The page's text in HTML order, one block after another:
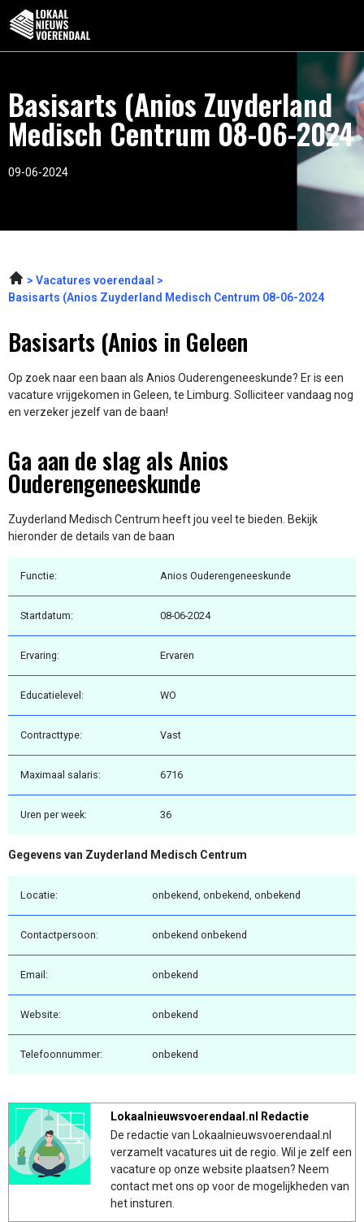
Basisarts (Anios Zuyderland
Medisch Centrum 08-06-2024
09-06-2024
Vacatures voerendaal
Basisarts (Anios Zuyderland Medisch Centrum 08-06-2024
Basisarts (Anios in Geleen
Op zoek naar een baan als Anios Ouderengeneeskunde? Er is een
vacature vrijgekomen in Geleen, te Limburg. Solliciteer vandaag nog
en verzeker jezelf van de baan!
Ga aan de slag als Anios
Ouderengeneeskunde
Zuyderland Medisch Centrum heeft jou veel te bieden. Bekijk
hieronder de details van de baan
Functie: Anios Ouderengeneeskunde
Startdatum: 08-06-2024
Ervaring: Ervaren
Educatielevel: WO
Contracttype: Vast
Maximaal salaris: 6716
Uren per week: 36
Gegevens van Zuyderland Medisch Centrum
Locatie: onbekend, onbekend, onbekend
Contactpersoon: onbekend onbekend
Email: onbekend
Website: onbekend
Telefoonnummer: onbekend
Lokaalnieuwsvoerendaal.nl Redactie
De redactie van Lokaalnieuwsvoerendaal.nl
verzamelt vacatures uit de regio. Wil je zelf een
vacature op onze website plaatsen? Neem
contact met ons op voor de mogelijkheden van
het insturen.